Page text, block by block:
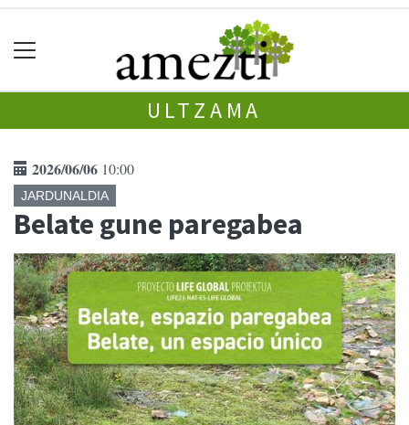
ULTZAMA
2026/06/06 10:00
JARDUNALDIA
Belate gune paregabea